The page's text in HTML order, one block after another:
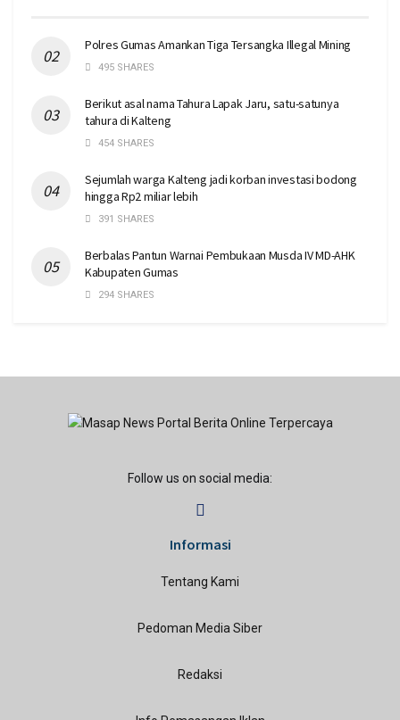
Polres Gumas Amankan Tiga Tersangka Illegal Mining
495 SHARES
Berikut asal nama Tahura Lapak Jaru, satu-satunya
tahura di Kalteng
454 SHARES
Sejumlah warga Kalteng jadi korban investasi bodong
hingga Rp2 miliar lebih
391 SHARES
Berbalas Pantun Warnai Pembukaan Musda IV MD-AHK
Kabupaten Gumas
294 SHARES
Follow us on social media:
Informasi
Tentang Kami
Pedoman Media Siber
Redaksi